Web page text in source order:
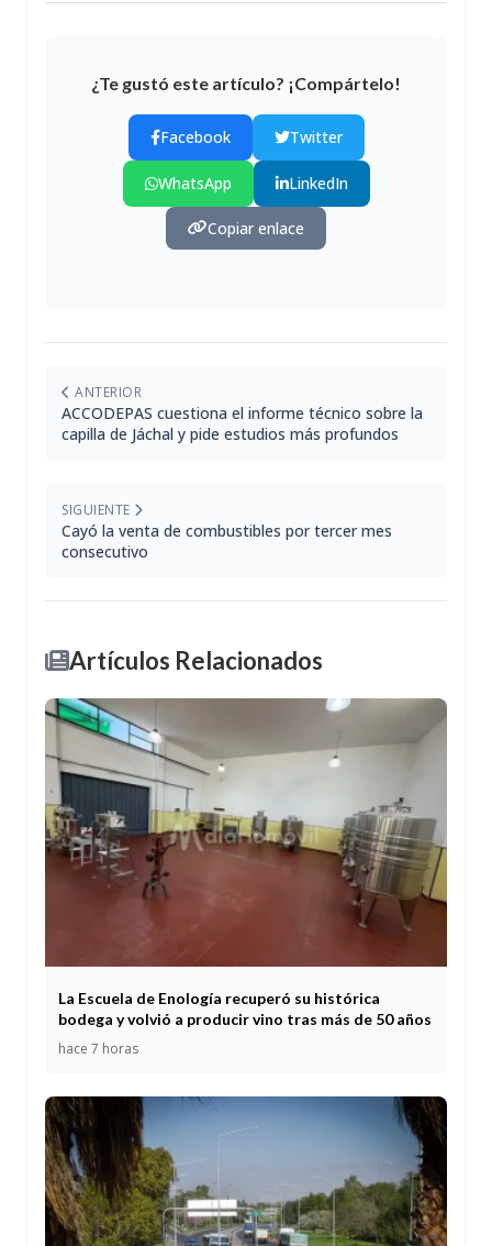
¿Te gustó este artículo? ¡Compártelo!
Facebook Twitter
WhatsApp LinkedIn
Copiar enlace
ANTERIOR
ACCODEPAS cuestiona el informe técnico sobre la
capilla de Jáchal y pide estudios más profundos
SIGUIENTE
Cayó la venta de combustibles por tercer mes
consecutivo
Artículos Relacionados
La Escuela de Enología recuperó su histórica
bodega y volvió a producir vino tras más de 50 años
hace 7 horas